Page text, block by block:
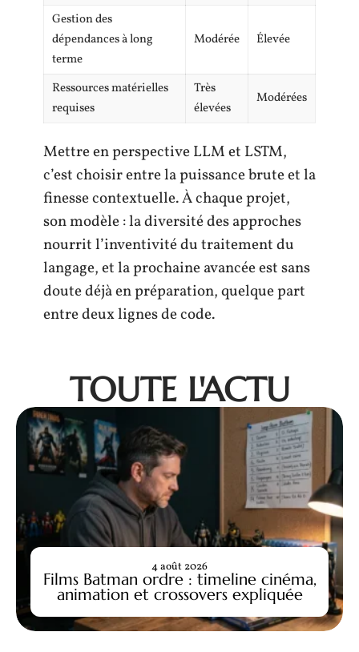
Gestion des
dépendances à long
terme
Modérée Élevée
Ressources matérielles
requises
Très
élevées
Modérées
Mettre en perspective LLM et LSTM,
c’est choisir entre la puissance brute et la
finesse contextuelle. À chaque projet,
son modèle : la diversité des approches
nourrit l’inventivité du traitement du
langage, et la prochaine avancée est sans
doute déjà en préparation, quelque part
entre deux lignes de code.
TOUTE L'ACTU
Films Batman ordre : timeline cinéma,
animation et crossovers expliquée
4 août 2026